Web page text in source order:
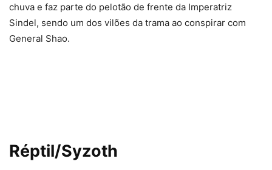
chuva e faz parte do pelotão de frente da Imperatriz
Sindel, sendo um dos vilões da trama ao conspirar com
General Shao.
Réptil/Syzoth